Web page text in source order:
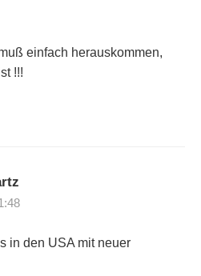
einfach herauskommen,
!!!
in den USA mit neuer